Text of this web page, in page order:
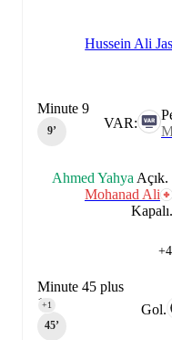
Hussein Ali
VAR:
Minute 9
9‎’‎
Ahmed Yahya Açık.
Mohanad Ali
Kapalı.
Gol.
Minute 45 plus
1
45‎’‎
+1